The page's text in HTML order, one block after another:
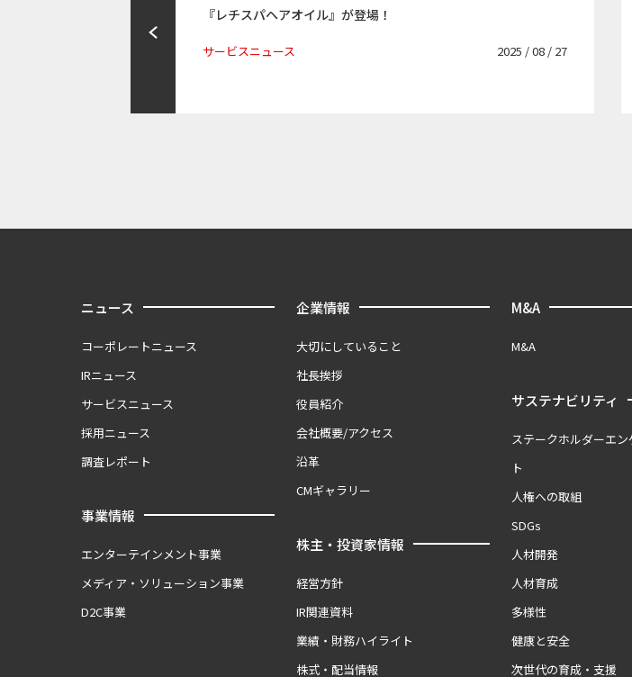
『レチスパヘアオイル』が登場！
サービスニュース 2025 / 08 / 27
ニュース
コーポレートニュース
IRニュース
サービスニュース
採用ニュース
調査レポート
事業情報
エンターテインメント事業
メディア・ソリューション事業
D2C事業
企業情報
大切にしていること
社長挨拶
役員紹介
会社概要/アクセス
沿革
CMギャラリー
株主・投資家情報
経営方針
IR関連資料
業績・財務ハイライト
株式・配当情報
M&A
M&A
サステナビリティ
ステークホルダーエ
ト
人権への取組
SDGs
人材開発
人材育成
多様性
健康と安全
次世代の育成・支援